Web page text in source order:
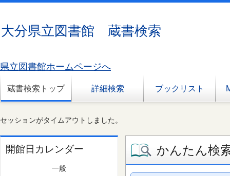
大分県立図書館 蔵書検索
県立図書館ホームページへ
蔵書検索トップ 詳細検索 ブックリスト
セッションがタイムアウトしました。
開館日カレンダー
一般
かんたん検